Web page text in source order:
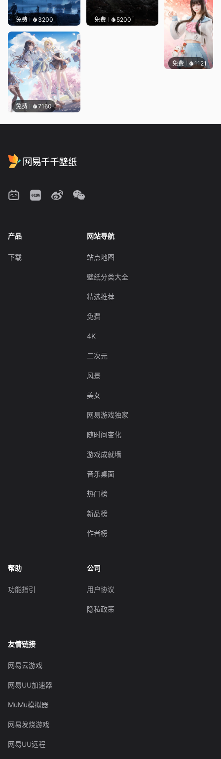
免费 3200 免费 5200
免费 7160
免费 1121静态
产品
下载
网站导航
站点地图
壁纸分类大全
精选推荐
免费
4K
二次元
风景
美女
网易游戏独家
随时间变化
游戏成就墙
音乐桌面
热门榜
新品榜
作者榜
帮助
功能指引
公司
用户协议
隐私政策
友情链接
网易云游戏
网易UU加速器
MuMu模拟器
网易发烧游戏
网易UU远程